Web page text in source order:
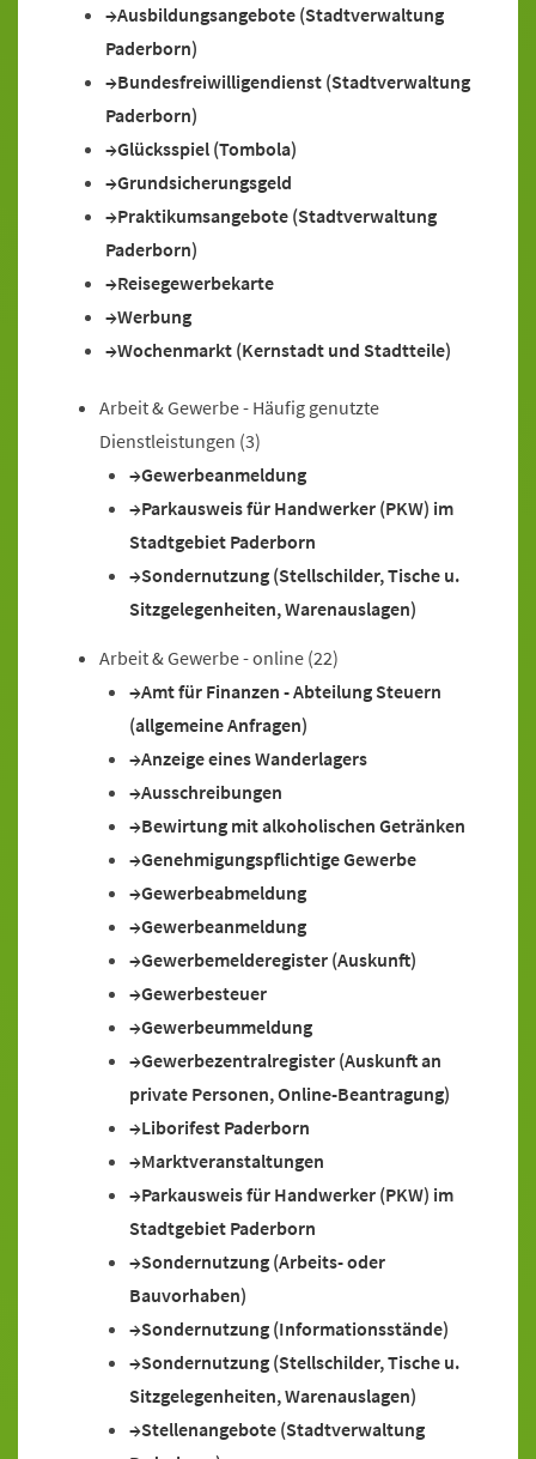
Ausbildungsangebote (Stadtverwaltung
Paderborn)
Bundesfreiwilligendienst (Stadtverwaltung
Paderborn)
Glücksspiel (Tombola)
Grundsicherungsgeld
Praktikumsangebote (Stadtverwaltung
Paderborn)
Reisegewerbekarte
Werbung
Wochenmarkt (Kernstadt und Stadtteile)
Arbeit & Gewerbe - Häufig genutzte
Dienstleistungen (3)
Gewerbeanmeldung
Parkausweis für Handwerker (PKW) im
Stadtgebiet Paderborn
Sondernutzung (Stellschilder, Tische u.
Sitzgelegenheiten, Warenauslagen)
Arbeit & Gewerbe - online (22)
Amt für Finanzen - Abteilung Steuern
(allgemeine Anfragen)
Anzeige eines Wanderlagers
Ausschreibungen
Bewirtung mit alkoholischen Getränken
Genehmigungspflichtige Gewerbe
Gewerbeabmeldung
Gewerbeanmeldung
Gewerbemelderegister (Auskunft)
Gewerbesteuer
Gewerbeummeldung
Gewerbezentralregister (Auskunft an
private Personen, Online-Beantragung)
Liborifest Paderborn
Marktveranstaltungen
Parkausweis für Handwerker (PKW) im
Stadtgebiet Paderborn
Sondernutzung (Arbeits- oder
Bauvorhaben)
Sondernutzung (Informationsstände)
Sondernutzung (Stellschilder, Tische u.
Sitzgelegenheiten, Warenauslagen)
Stellenangebote (Stadtverwaltung